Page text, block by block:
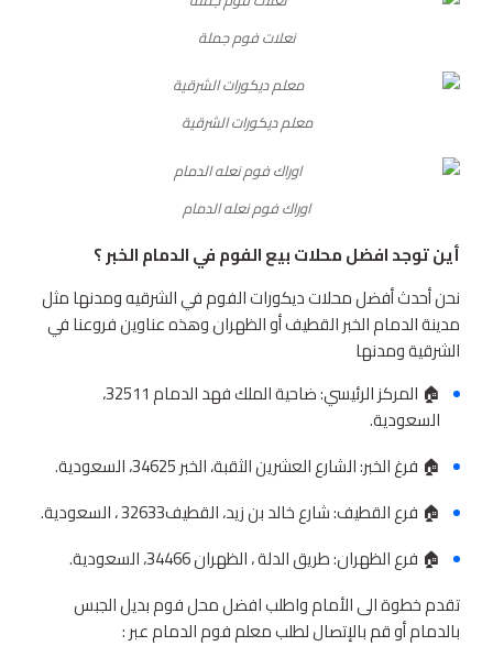
نعلات فوم جملة
معلم ديكورات الشرقية
اوراك فوم نعله الدمام
أين توجد افضل محلات بيع الفوم في الدمام الخبر ؟
نحن أحدث أفضل محلات ديكورات الفوم في الشرقيه ومدنها مثل
مدينة الدمام الخبر القطيف أو الظهران وهذه عناوين فروعنا في
الشرقية ومدنها
🏠 المركز الرئيسي: ضاحية الملك فهد الدمام 32511،
السعودية.
🏠 فرغ الخبر: الشارع العشرين الثقبة، الخبر 34625، السعودية.
🏠 فرع القطيف: شارع خالد بن زيد، القطيف‎ 32633، السعودية.
🏠 فرع الظهران: طريق الدلة ، الظهران 34466، السعودية.
تقدم خطوة الى الأمام واطلب افضل محل فوم بديل الجبس
بالدمام أو قم بالإتصال لطلب معلم فوم الدمام عبر :